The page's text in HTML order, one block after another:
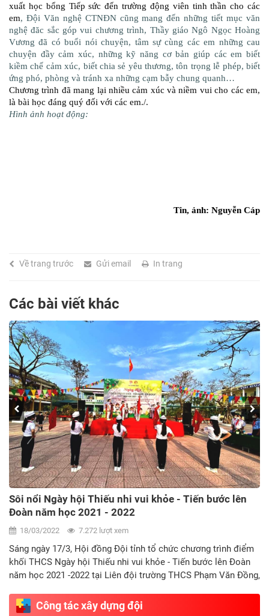
xuất học bổng Tiếp sức đến trường động viên tinh thần cho các
em, Đội Văn nghệ CTNĐN cũng mang đến những tiết mục văn
nghệ đăc sắc góp vui chương trình, Thầy giáo Ngô Ngọc Hoàng
Vương đã có buổi nói chuyện, tâm sự cùng các em những cau
chuyện đầy cảm xúc, những kỹ năng cơ bản giúp các em biết
kiềm chế cảm xúc, biết chia sẻ yêu thương, tôn trọng lễ phép, biết
ứng phó, phòng và tránh xa những cạm bẫy chung quanh…
Chương trình đã mang lại nhiều cảm xúc và niềm vui cho các em,
là bài học đáng quý đối với các em./.
Hình ảnh hoạt động:
Tin, ảnh: Nguyễn Cáp
Về trang trước Gửi email In trang
Các bài viết khác
Sôi nổi Ngày hội Thiếu nhi vui khỏe - Tiến bước lên
Đoàn năm học 2021 - 2022
18/03/2022 7.272 lượt xem
Sáng ngày 17/3, Hội đồng Đội tỉnh tổ chức chương trình điểm
khối THCS Ngày hội Thiếu nhi vui khỏe - Tiến bước lên Đoàn
năm học 2021 -2022 tại Liên đội trường THCS Phạm Văn Đồng,
Công tác xây dựng đội